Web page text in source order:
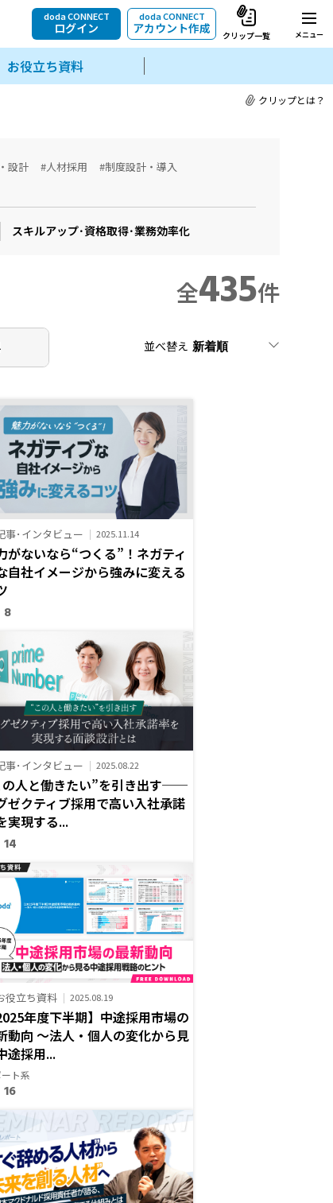
doda CONNECT
ログイン
doda CONNECT
アカウント作成 クリップ一覧 メニュー
お役立ち資料
クリップとは？
設計 #人材採用
#制度設計・導入
スキルアップ･資格取得･業務効率化
全435件
並べ替え
事･インタビュー 2025.11.14
がないなら“つくる”！ネガティ
自社イメージから強みに変える
8
事･インタビュー 2025.08.22
の人と働きたい”を引き出す──
ゼクティブ採用で高い入社承諾
実現する...
14
役立ち資料 2025.08.19
年度下半期】中途採用市場の
動向 ～法人・個人の変化から見
途採用...
ート系
16